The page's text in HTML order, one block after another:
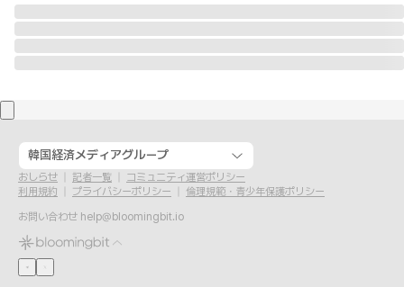
韓国経済メディアグループ
おしらせ 記者一覧
コミュニティ運営ポリシー
利用規約
プライバシーポリシー
倫理規範・青少年保護ポリシー
お問い合わせ help@bloomingbit.io